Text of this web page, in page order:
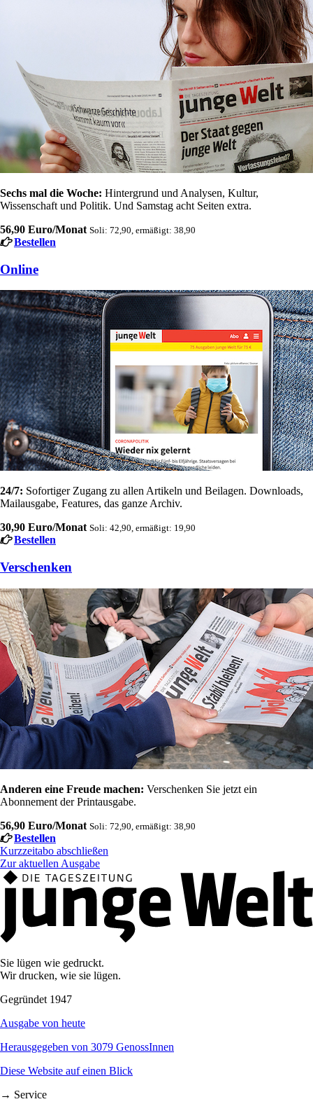
Sechs mal die Woche: Hintergrund und Analysen, Kultur,
Wissenschaft und Politik. Und Samstag acht Seiten extra.
56,90 Euro/Monat Soli: 72,90, ermäßigt: 38,90
Bestellen
Online
24/7: Sofortiger Zugang zu allen Artikeln und Beilagen. Downloads,
Mailausgabe, Features, das ganze Archiv.
30,90 Euro/Monat Soli: 42,90, ermäßigt: 19,90
Bestellen
Verschenken
Anderen eine Freude machen: Verschenken Sie jetzt ein
Abonnement der Printausgabe.
56,90 Euro/Monat Soli: 72,90, ermäßigt: 38,90
Bestellen
Kurzzeitabo abschließen
Zur aktuellen Ausgabe
Sie lügen wie gedruckt.
Wir drucken, wie sie lügen.
Gegründet 1947
Ausgabe von heute
Herausgegeben von 3079 GenossInnen
Diese Website auf einen Blick
→ Service